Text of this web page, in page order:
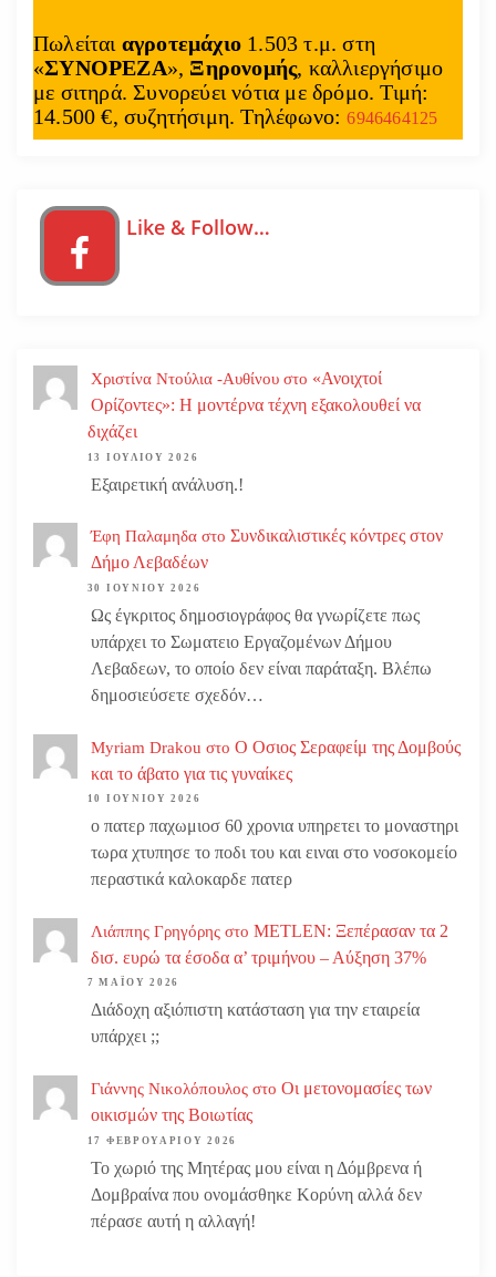
Πωλείται αγροτεμάχιο 1.503 τ.μ. στη
«ΣΥΝΟΡΕΖΑ», Ξηρονομής, καλλιεργήσιμο
με σιτηρά. Συνορεύει νότια με δρόμο. Τιμή:
14.500 €, συζητήσιμη. Τηλέφωνο:6946464125
Like & Follow…
Χριστίνα Ντούλια -Αυθίνου στο «Ανοιχτοί
Ορίζοντες»: Η μοντέρνα τέχνη εξακολουθεί να
διχάζει
13 ΙΟΥΛΊΟΥ 2026
Εξαιρετική ανάλυση.!
Έφη Παλαμηδα στο Συνδικαλιστικές κόντρες στον
Δήμο Λεβαδέων
30 ΙΟΥΝΊΟΥ 2026
Ως έγκριτος δημοσιογράφος θα γνωρίζετε πως
υπάρχει το Σωματειο Εργαζομένων Δήμου
Λεβαδεων, το οποίο δεν είναι παράταξη. Βλέπω
δημοσιεύσετε σχεδόν…
Myriam Drakou στο Ο Οσιος Σεραφείμ της Δομβούς
και το άβατο για τις γυναίκες
10 ΙΟΥΝΊΟΥ 2026
ο πατερ παχωμιοσ 60 χρονια υπηρετει το μοναστηρι
τωρα χτυπησε το ποδι του και ειναι στο νοσοκομείο
περαστικά καλοκαρδε πατερ
Λιάππης Γρηγόρης στο METLEN: Ξεπέρασαν τα 2
δισ. ευρώ τα έσοδα α’ τριμήνου – Αύξηση 37%
7 ΜΑΪ́ΟΥ 2026
Διάδοχη αξιόπιστη κατάσταση για την εταιρεία
υπάρχει ;;
Γιάννης Νικολόπουλος στο Οι μετονομασίες των
οικισμών της Βοιωτίας
17 ΦΕΒΡΟΥΑΡΊΟΥ 2026
Το χωριό της Μητέρας μου είναι η Δόμβρενα ή
Δομβραίνα που ονομάσθηκε Κορύνη αλλά δεν
πέρασε αυτή η αλλαγή!